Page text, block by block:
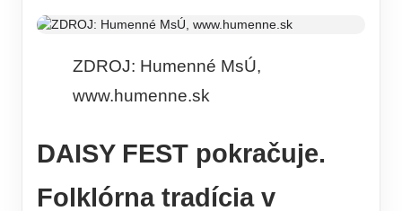
ZDROJ: Humenné MsÚ,
www.humenne.sk
DAISY FEST pokračuje.
Folklórna tradícia v